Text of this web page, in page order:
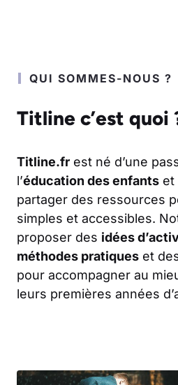
QUI SOMMES-NOUS ?
Titline c’est quoi
Titline.fr est né d’une
l’éducation des enfants et
partager des ressources
simples et accessibles.
proposer des idées
méthodes pratiques et
pour accompagner au
leurs premières années